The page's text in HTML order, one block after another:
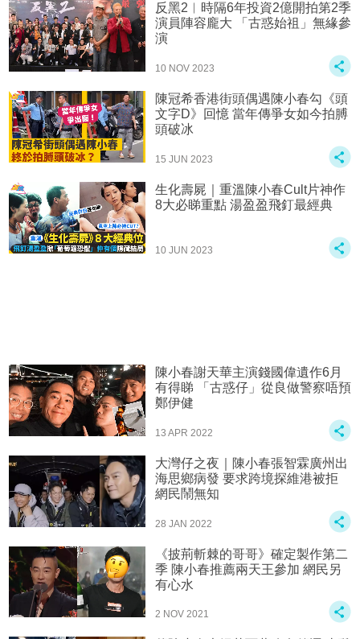
反黑2︱時隔6年投資2億開拍第2季
演員陣容龐大 「古惑始祖」無緣參
演
10 NOV 2023
陳冠希香港街頭偶遇陳小春勾《頭
文字D》回憶 當年傳爭女如今拍膊
頭破冰
15 JUN 2023
生化壽屍｜重溫陳小春Cult片神作
8大必睇重點 湯盈盈飛釘最經典
10 JUN 2023
陳小春謝天華主演錢國偉遺作6月
有得睇 「古惑仔」從良做警察唔預
鄭伊健
13 APR 2022
大灣仔之夜｜陳小春張智霖廣州出
海思鄉病發 要求跨境探維港被拒
網民鬧無知
28 JAN 2022
《披荊斬棘的哥哥》確定製作第二
季 陳小春推薦兩天王參加 網民另
有心水
2 NOV 2021